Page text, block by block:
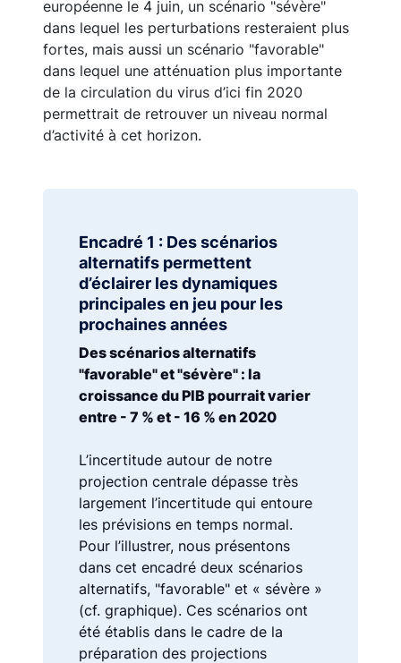
européenne le 4 juin, un scénario "sévère"
dans lequel les perturbations resteraient plus
fortes, mais aussi un scénario "favorable"
dans lequel une atténuation plus importante
de la circulation du virus d’ici fin 2020
permettrait de retrouver un niveau normal
d’activité à cet horizon.
Encadré 1 : Des scénarios
alternatifs permettent
d’éclairer les dynamiques
principales en jeu pour les
prochaines années
Des scénarios alternatifs
"favorable" et "sévère" : la
croissance du PIB pourrait varier
entre - 7 % et - 16 % en 2020
L’incertitude autour de notre
projection centrale dépasse très
largement l’incertitude qui entoure
les prévisions en temps normal.
Pour l’illustrer, nous présentons
dans cet encadré deux scénarios
alternatifs, "favorable" et « sévère »
(cf. graphique). Ces scénarios ont
été établis dans le cadre de la
préparation des projections